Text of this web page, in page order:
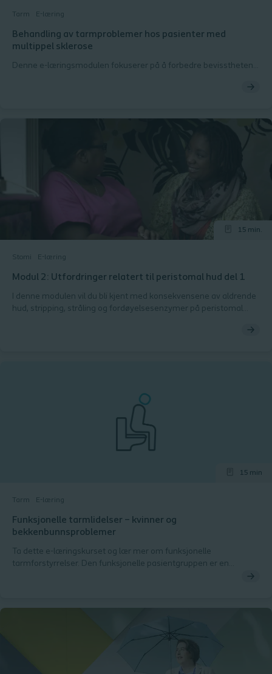
Tarm E-læring
Behandling av tarmproblemer hos pasienter med
multippel sklerose
Denne e-læringsmodulen fokuserer på å forbedre bevisstheten
sklerose kan oppleve. Dette skyldes skade på myelinskjedene i
Stomi E-læring
15 min.
Modul 2: Utfordringer relatert til peristomal hud del 1
I denne modulen vil du bli kjent med konsekvensene av aldrende
hud, stripping, stråling og fordøyelsesenzymer på peristomal
utforske de indre og ytre faktorene og bli presentert for hva du
Tarm E-læring
15 min
Funksjonelle tarmlidelser – kvinner og
bekkenbunnsproblemer
Ta dette e-læringskurset og lær mer om funksjonelle
tarmforstyrrelser. Den funksjonelle pasientgruppen er en
heterogen gruppe, og denne modulen fokuserer på kvinner innen